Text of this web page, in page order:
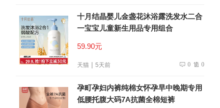
十月结晶婴儿金盏花沐浴露洗发水二合
一宝宝儿童新生用品专用组合
59.90元
天猫 5天前 0 0
孕町孕妇内裤纯棉女怀孕早中晚期专用
低腰托腹大码7A抗菌全棉短裤